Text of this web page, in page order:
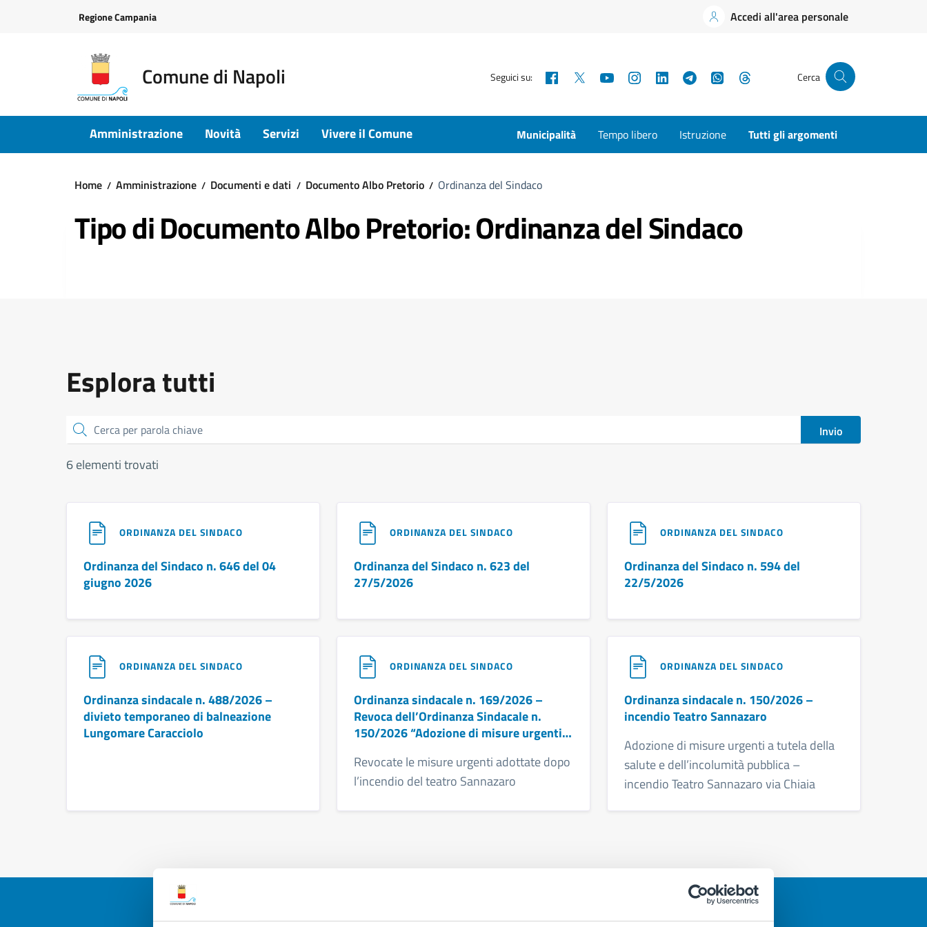
Regione Campania Accedi all'area personale
Comune di Napoli Seguici su: Facebook YouTubeInstagramLinkedInTelegramWhatsApp Cerca
Amministrazione Novità Servizi Vivere il Comune Municipalità Tempo libero Istruzione Tutti gli argomenti
Home Amministrazione Documenti e dati Documento Albo Pretorio Ordinanza del Sindaco
Tipo di Documento Albo Pretorio: Ordinanza del Sindaco
Esplora tutti
Cerca Invio
6 elementi trovati
ORDINANZA DEL SINDACO
Ordinanza del Sindaco n. 646 del 04
giugno 2026
ORDINANZA DEL SINDACO
Ordinanza del Sindaco n. 623 del
27/5/2026
ORDINANZA DEL SINDACO
Ordinanza del Sindaco n. 594 del
22/5/2026
ORDINANZA DEL SINDACO
Ordinanza sindacale n. 488/2026 –
divieto temporaneo di balneazione
Lungomare Caracciolo
ORDINANZA DEL SINDACO
Ordinanza sindacale n. 169/2026 –
Revoca dell’Ordinanza Sindacale n.
150/2026 “Adozione di misure urgenti a
pubblica – incendio Teatro Sannazaro
via Chiaia”
Revocate le misure urgenti adottate dopo
l’incendio del teatro Sannazaro
ORDINANZA DEL SINDACO
Ordinanza sindacale n. 150/2026 –
incendio Teatro Sannazaro
Adozione di misure urgenti a tutela della
salute e dell’incolumità pubblica –
incendio Teatro Sannazaro via Chiaia